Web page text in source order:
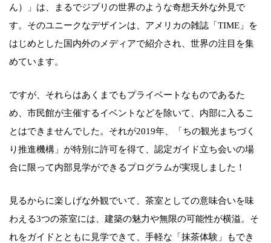
ん）」は、まるでジブリの世界のような奇想天外な外見で
す。そのユニークなデザインは、アメリカの雑誌「TIME」を
はじめとした国内外のメディアで紹介され、世界の注目を集
めています。
ですが、それらはあくまでもプライベートなものであるた
め、市民館が主催するイベントなどを除いて、内部に入るこ
とはできませんでした。それが2019年、「ちの観光まちづく
り推進機構」が特別に許可を得て、認定ガイド立ち会いの場
合に限って内部見学ができるプログラムが実現しました！
見るからに楽しげな外観でいて、茶室としての意味合いを味
わえる3つの茶室には、建築の魅力や無限の可能性が横溢。そ
れをガイドとともに見学できて、手軽な「抹茶体験」もでき